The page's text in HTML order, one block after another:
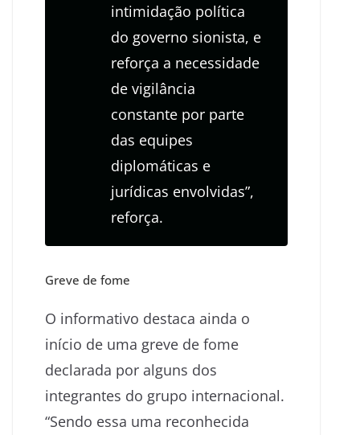
intimidação política
do governo sionista, e
reforça a necessidade
de vigilância
constante por parte
das equipes
diplomáticas e
jurídicas envolvidas”,
reforça.
Greve de fome
O informativo destaca ainda o
início de uma greve de fome
declarada por alguns dos
integrantes do grupo internacional.
“Sendo essa uma reconhecida